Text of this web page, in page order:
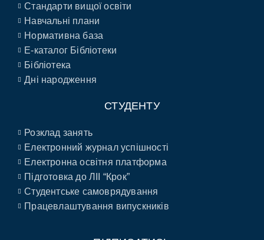
Стандарти вищої освіти
Навчальні плани
Нормативна база
E-каталог Бібліотеки
Бібліотека
Дні народження
СТУДЕНТУ
Розклад занять
Електронний журнал успішності
Електронна освітня платформа
Підготовка до ЛІІ “Крок”
Студентське самоврядування
Працевлаштування випускників